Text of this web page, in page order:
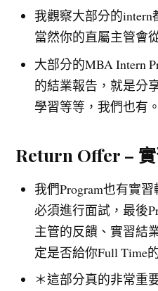
我觀察大部分的intern
當然你的直屬主管會
大部分的MBA Intern
的結業報告，就是分
學習等等，我們也有。
Return Offer –
我們Program也有實
必須進行面試，最後
主管的反饋、實習結
定是否給你Full Time
＊這部分真的非常重